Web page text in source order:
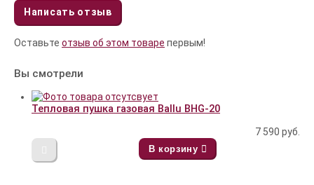
Написать отзыв
Оставьте отзыв об этом товаре первым!
Вы смотрели
Тепловая пушка газовая Ballu BHG-20
7 590 руб.
В корзину